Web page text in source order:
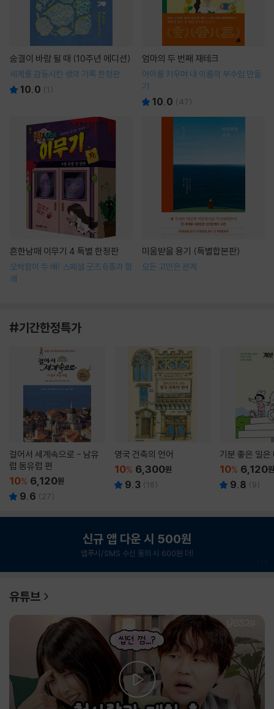
숨결이 바람 될 때 (10주년 에디션)
세계를 감동시킨 생의 기록 한정판
10.0 (1 )
엄마의 두 번째 재테크
아이를 키우며 내 이름의 부수입 만들
기
10.0 (47)
흔한남매 이무기 4 특별 한정판
오싹함이 두 배! 스페셜 굿즈 6종과 함
께
미움받을 용기 (특별합본판)
모든 고민은 관계
#기간한정특가
걸어서 세계속으로 - 남유
럽 동유럽 편
10% 6,120원
9.6 ( 27)
영국 건축의 언어
10% 6,300원
9.3 (16)
기분 좋은 일은
10% 6,120원
9.8 (9)
신규 앱 다운 시 500원
앱푸시/SMS 수신 동의 시 600원 더!
유튜브